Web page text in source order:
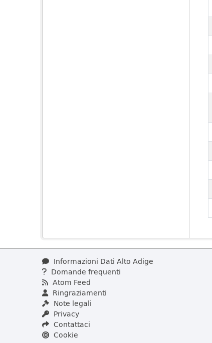
Informazioni Dati Alto Adige
Domande frequenti
Atom Feed
Ringraziamenti
Note legali
Privacy
Contattaci
Cookie